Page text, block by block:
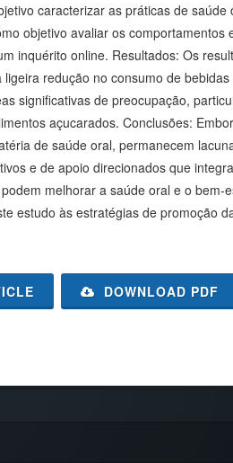
caracterizar as práticas de saúde
objetivo avaliar os comportamentos
inquérito online. Resultados: Os
redução no consumo de
significativas de preocupação,
açucarados. Conclusões:
de saúde oral, permanecem
e de apoio direcionados que
melhorar a saúde oral e o bem-
estudo às estratégias de promoção
DOWNLOAD PDF